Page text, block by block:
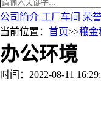
公司简介 工厂车间 荣
当前位置： 首页>>穰金
办公环境
时间：2022-08-11